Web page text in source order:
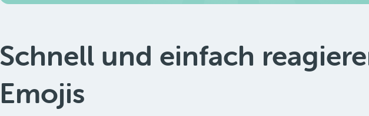
Schnell und einfach
Emojis